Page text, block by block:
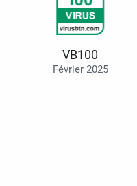
VB100
Février 2025